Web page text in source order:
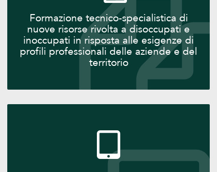
Formazione tecnico-specialistica di
nuove risorse rivolta a disoccupati e
inoccupati in risposta alle esigenze di
profili professionali delle aziende e del
territorio